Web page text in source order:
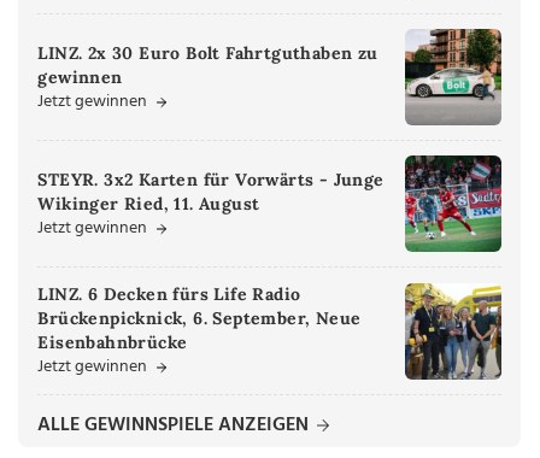
LINZ. 2x 30 Euro Bolt Fahrtguthaben zu
gewinnen
Jetzt gewinnen
STEYR. 3x2 Karten für Vorwärts - Junge
Wikinger Ried, 11. August
Jetzt gewinnen
LINZ. 6 Decken fürs Life Radio
Brückenpicknick, 6. September, Neue
Eisenbahnbrücke
Jetzt gewinnen
ALLE GEWINNSPIELE ANZEIGEN